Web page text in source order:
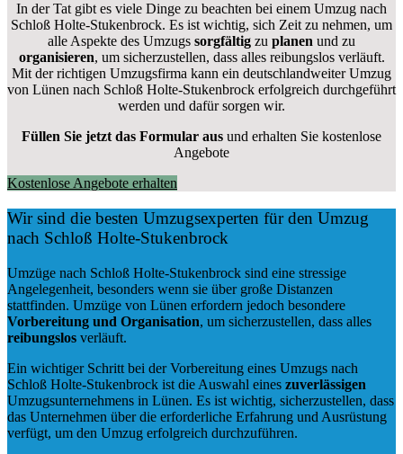
In der Tat gibt es viele Dinge zu beachten bei einem Umzug nach
Schloß Holte-Stukenbrock. Es ist wichtig, sich Zeit zu nehmen, um
alle Aspekte des Umzugs sorgfältig zu planen und zu
organisieren, um sicherzustellen, dass alles reibungslos verläuft.
Mit der richtigen Umzugsfirma kann ein deutschlandweiter Umzug
von Lünen nach Schloß Holte-Stukenbrock erfolgreich durchgeführt
werden und dafür sorgen wir.
Füllen Sie jetzt das Formular aus und erhalten Sie kostenlose
Angebote
Kostenlose Angebote erhalten
Wir sind die besten Umzugsexperten für den Umzug
nach Schloß Holte-Stukenbrock
Umzüge nach Schloß Holte-Stukenbrock sind eine stressige
Angelegenheit, besonders wenn sie über große Distanzen
stattfinden. Umzüge von Lünen erfordern jedoch besondere
Vorbereitung und Organisation, um sicherzustellen, dass alles
reibungslos verläuft.
Ein wichtiger Schritt bei der Vorbereitung eines Umzugs nach
Schloß Holte-Stukenbrock ist die Auswahl eines zuverlässigen
Umzugsunternehmens in Lünen. Es ist wichtig, sicherzustellen, dass
das Unternehmen über die erforderliche Erfahrung und Ausrüstung
verfügt, um den Umzug erfolgreich durchzuführen.